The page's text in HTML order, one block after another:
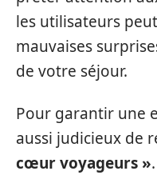
les utilisateurs
mauvaises
de votre séjour.
Pour garantir une
aussi judicieux de
cœur voyageurs »